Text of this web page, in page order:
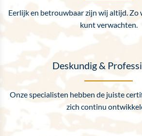
Eerlijk en betrouwbaar zijn wij altijd. Zo
kunt verwachten.
Deskundig &
Onze specialisten hebben de juiste
zich continu